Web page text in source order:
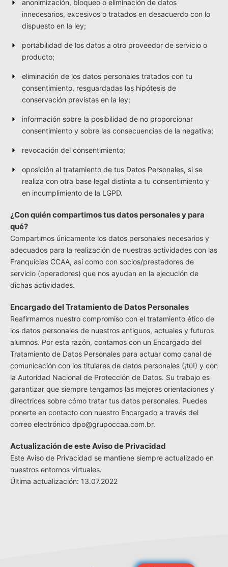
anonimización, bloqueo o eliminación de datos
innecesarios, excesivos o tratados en desacuerdo con lo
dispuesto en la ley;
portabilidad de los datos a otro proveedor de servicio o
producto;
eliminación de los datos personales tratados con tu
consentimiento, resguardadas las hipótesis de
conservación previstas en la ley;
información sobre la posibilidad de no proporcionar
consentimiento y sobre las consecuencias de la negativa;
revocación del consentimiento;
oposición al tratamiento de tus Datos Personales, si se
realiza con otra base legal distinta a tu consentimiento y
en incumplimiento de la LGPD.
¿Con quién compartimos tus datos personales y para
qué?
Compartimos únicamente los datos personales necesarios y
adecuados para la realización de nuestras actividades con las
Franquicias CCAA, así como con socios/prestadores de
servicio (operadores) que nos ayudan en la ejecución de
dichas actividades.
Encargado del Tratamiento de Datos Personales
Reafirmamos nuestro compromiso con el tratamiento ético de
los datos personales de nuestros antiguos, actuales y futuros
alumnos. Por esta razón, contamos con un Encargado del
Tratamiento de Datos Personales para actuar como canal de
comunicación con los titulares de datos personales (¡tú!) y con
la Autoridad Nacional de Protección de Datos. Su trabajo es
garantizar que siempre tengamos las mejores orientaciones y
directrices sobre cómo tratar tus datos personales. Puedes
ponerte en contacto con nuestro Encargado a través del
correo electrónico dpo@grupoccaa.com.br.
Actualización de este Aviso de Privacidad
Este Aviso de Privacidad se mantiene siempre actualizado en
nuestros entornos virtuales.
Última actualización: 13.07.2022